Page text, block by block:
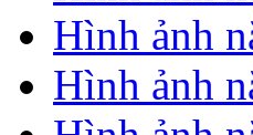
Hình ảnh
Hình ảnh